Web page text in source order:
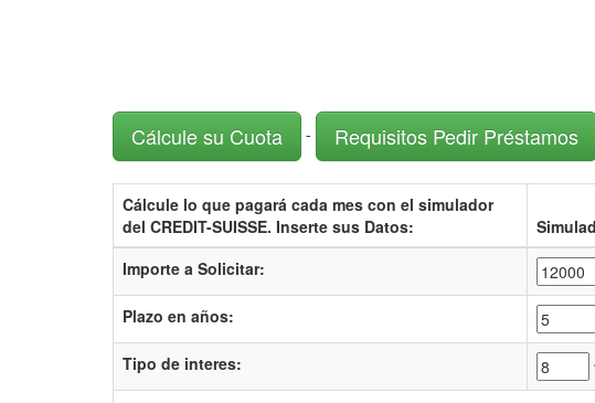
Cálcule su Cuota - Requisitos Pedir Préstamos
Cálcule lo que pagará cada mes con el simulador
del CREDIT-SUISSE. Inserte sus Datos:
Importe a Solicitar:
Plazo en años:
Tipo de interes: